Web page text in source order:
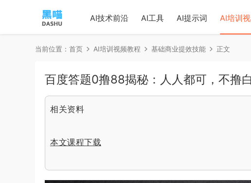
AI技术前沿 AI工具 AI提示词 AI培训
当前位置： 首页 AI培训视频教程 基础商业提效技能 正文
百度答题0撸88揭秘：人人都可，不撸
相关资料
本文课程下载